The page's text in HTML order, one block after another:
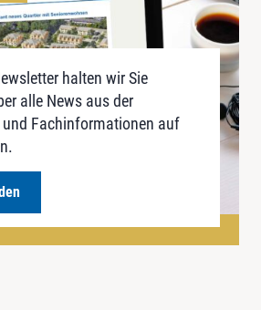
halten wir Sie
alle News aus der
und Fachinformationen auf